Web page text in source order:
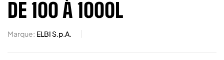
DE 100 À 1000L
Marque: ELBI S.p.A.